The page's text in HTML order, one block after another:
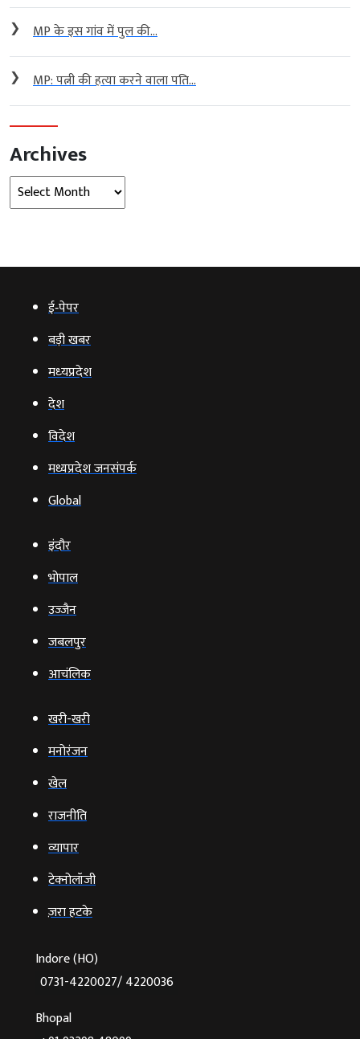
❯ MP के इस गांव में पुल की...
❯ MP: पत्नी की हत्या करने वाला पति...
Archives
Archives
ई‑पेपर
बड़ी खबर
मध्‍यप्रदेश
देश
विदेश
मध्यप्रदेश जनसंपर्क
Global
इंदौर
भोपाल
उज्‍जैन
जबलपुर
आचंलिक
खरी-खरी
मनोरंजन
खेल
राजनीति
व्‍यापार
टेक्‍नोलॉजी
ज़रा हटके
Indore (HO)
0731-4220027/ 4220036
Bhopal